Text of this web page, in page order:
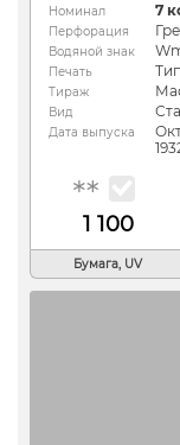
Номинал 7
Перфорация
Водяной знак
Печать
Тираж
Вид
Дата выпуска
1 100
Бумага, UV